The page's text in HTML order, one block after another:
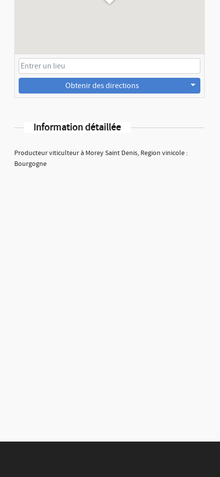
Obtenir des directions
Information détaillée
Producteur viticulteur à Morey Saint Denis, Region vinicole :
Bourgogne